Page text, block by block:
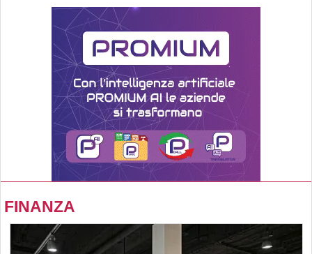
FINANZA